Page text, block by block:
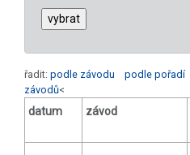
řadit: podle závodu podle pořadí
závodů<
datum závod